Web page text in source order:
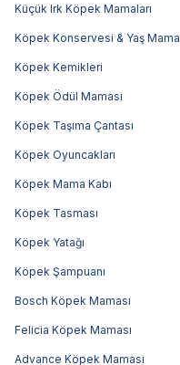
Küçük Irk Köpek Mamaları
Köpek Konservesi & Yaş Mama
Köpek Kemikleri
Köpek Ödül Maması
Köpek Taşıma Çantası
Köpek Oyuncakları
Köpek Mama Kabı
Köpek Tasması
Köpek Yatağı
Köpek Şampuanı
Bosch Köpek Maması
Felicia Köpek Maması
Advance Köpek Maması